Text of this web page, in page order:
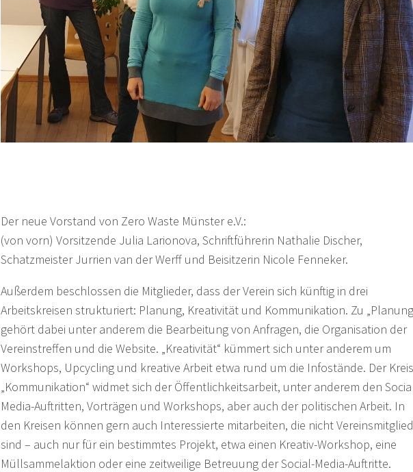
Der neue Vorstand von Zero Waste Münster e.V.:
(von vorn) Vorsitzende Julia Larionova, Schriftführerin Nathalie Discher,
Schatzmeister Jurrien van der Werff und Beisitzerin Nicole Fenneker.
Außerdem beschlossen die Mitglieder, dass der Verein sich künftig in drei
Arbeitskreisen strukturiert: Planung, Kreativität und Kommunikation. Zu
gehört dabei unter anderem die Bearbeitung von Anfragen, die Organisation der
Vereinstreffen und die Website. „Kreativität“ kümmert sich unter anderem um
Workshops, Upcycling und kreative Arbeit etwa rund um die Infostände. Der Kreis
„Kommunikation“ widmet sich der Öffentlichkeitsarbeit, unter anderem den
Media-Auftritten, Vorträgen und Workshops, aber auch der politischen Arbeit. In
den Kreisen können gern auch Interessierte mitarbeiten, die nicht Vereinsmitglied
sind – auch nur für ein bestimmtes Projekt, etwa einen Kreativ-Workshop, eine
Müllsammelaktion oder eine zeitweilige Betreuung der Social-Media-Auftritte.